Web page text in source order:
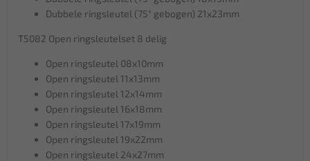
Dubbele ringsleutel (75° gebogen) 21x23mm
T5082 Open ringsleutelset 8 delig
Open ringsleutel 08x10mm
Open ringsleutel 11x13mm
Open ringsleutel 12x14mm
Open ringsleutel 16x18mm
Open ringsleutel 17x19mm
Open ringsleutel 19x22mm
Open ringsleutel 24x27mm